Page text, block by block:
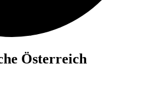
Österreich